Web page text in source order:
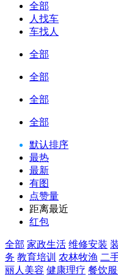
全部
人找车
车找人
全部
全部
全部
全部
默认排序
最热
最新
有图
点赞量
距离最近
红包
全部 家政生活 维修安装
务 教育培训 农林牧渔 二
丽人美容 健康理疗 餐饮